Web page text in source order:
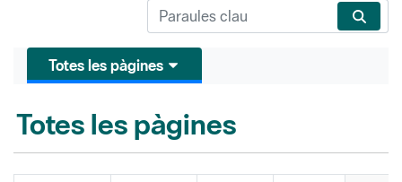
Totes les pàgines
Totes les pàgines